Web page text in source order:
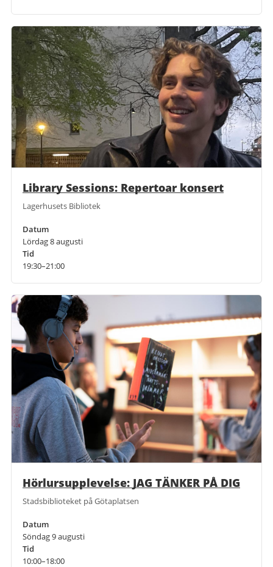
Library Sessions: Repertoar konsert
Lagerhusets Bibliotek
Datum
Lördag 8 augusti
Tid
19:30–21:00
Hörlursupplevelse: JAG TÄNKER PÅ DIG
Stadsbiblioteket på Götaplatsen
Datum
Söndag 9 augusti
Tid
10:00–18:00